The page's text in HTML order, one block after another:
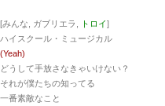
[みんな, ガブリエラ, トロイ]
ハイスクール・ミュージカル
(Yeah)
どうして手放さなきゃいけない？
それが僕たちの知ってる
一番素敵なこと